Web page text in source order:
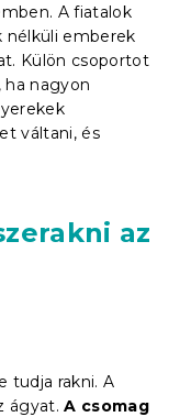
A fiatalok
nélküli emberek
Külön csoportot
ha nagyon
váltani, és
az
tudja rakni. A
ágyat.A csomag